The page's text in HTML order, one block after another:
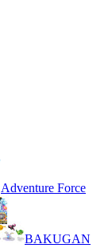
Adventure Force
BAKUGAN